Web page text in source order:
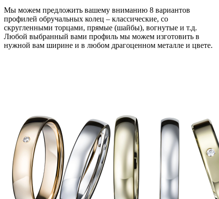
Мы можем предложить вашему вниманию 8 вариантов
профилей обручальных колец – классические, со
скругленными торцами, прямые (шайбы), вогнутые и т.д.
Любой выбранный вами профиль мы можем изготовить в
нужной вам ширине и в любом драгоценном металле и цвете.